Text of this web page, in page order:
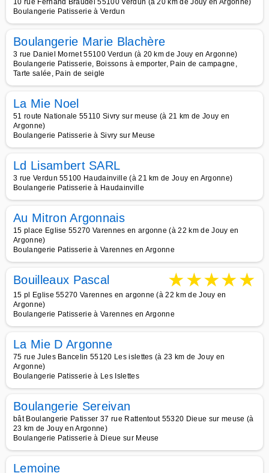
10 rue Fernand Braudel 55100 Verdun (à 20 km de Jouy en Argonne)
Boulangerie Patisserie à Verdun
Boulangerie Marie Blachère
3 rue Daniel Mornet 55100 Verdun (à 20 km de Jouy en Argonne)
Boulangerie Patisserie, Boissons à emporter, Pain de campagne,
Tarte salée, Pain de seigle
La Mie Noel
51 route Nationale 55110 Sivry sur meuse (à 21 km de Jouy en
Argonne)
Boulangerie Patisserie à Sivry sur Meuse
Ld Lisambert SARL
3 rue Verdun 55100 Haudainville (à 21 km de Jouy en Argonne)
Boulangerie Patisserie à Haudainville
Au Mitron Argonnais
15 place Eglise 55270 Varennes en argonne (à 22 km de Jouy en
Argonne)
Boulangerie Patisserie à Varennes en Argonne
Bouilleaux Pascal ★★★★★
15 pl Eglise 55270 Varennes en argonne (à 22 km de Jouy en
Argonne)
Boulangerie Patisserie à Varennes en Argonne
La Mie D Argonne
75 rue Jules Bancelin 55120 Les islettes (à 23 km de Jouy en
Argonne)
Boulangerie Patisserie à Les Islettes
Boulangerie Sereivan
bât Boulangerie Patisser 37 rue Rattentout 55320 Dieue sur meuse (à
23 km de Jouy en Argonne)
Boulangerie Patisserie à Dieue sur Meuse
Lemoine